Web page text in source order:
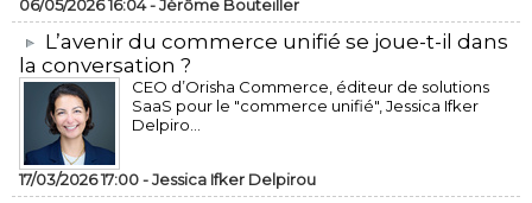
06/05/2026 16:04 -Jérôme Bouteiller
L’avenir du commerce unifié se joue-t-il dans
la conversation ?
CEO d’Orisha Commerce, éditeur de solutions
SaaS pour le "commerce unifié", Jessica Ifker
Delpiro...
17/03/2026 17:00 -Jessica Ifker Delpirou